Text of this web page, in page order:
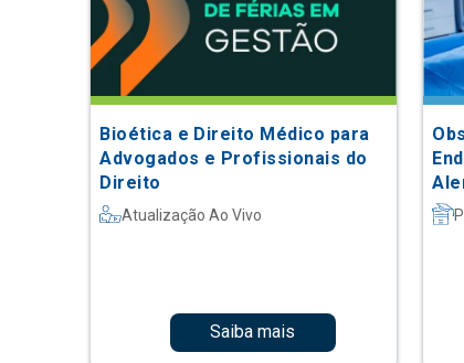
Bioética e Direito Médico para
Advogados e Profissionais do
Direito
Atualização Ao Vivo
Saiba mais